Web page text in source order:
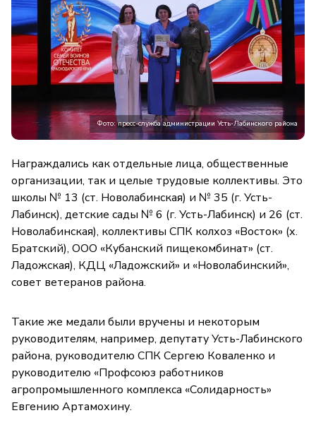
Фото: пресс-служба администрации Усть-Лабинского района
Награждались как отдельные лица, общественные
организации, так и целые трудовые коллективы. Это
школы № 13 (ст. Новолабинская) и № 35 (г. Усть-
Лабинск), детские сады № 6 (г. Усть-Лабинск) и 26 (ст.
Новолабинская), коллективы СПК колхоз «Восток» (х.
Братский), ООО «Кубанский пищекомбинат» (ст.
Ладожская), КДЦ «Ладожский» и «Новолабинский»,
совет ветеранов района.
Такие же медали были вручены и некоторым
руководителям, например, депутату Усть-Лабинского
района, руководителю СПК Сергею Коваленко и
руководителю «Профсоюз работников
агропромышленного комплекса «Солидарность»
Евгению Артамохину.